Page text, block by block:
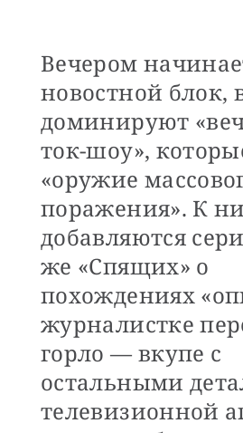
Вечером
новостной блок,
доминируют
ток-шоу»,
«оружие
поражения». К
добавляются
же «Спящих» о
похождениях
журналистке
горло — вкупе с
остальными
телевизионной